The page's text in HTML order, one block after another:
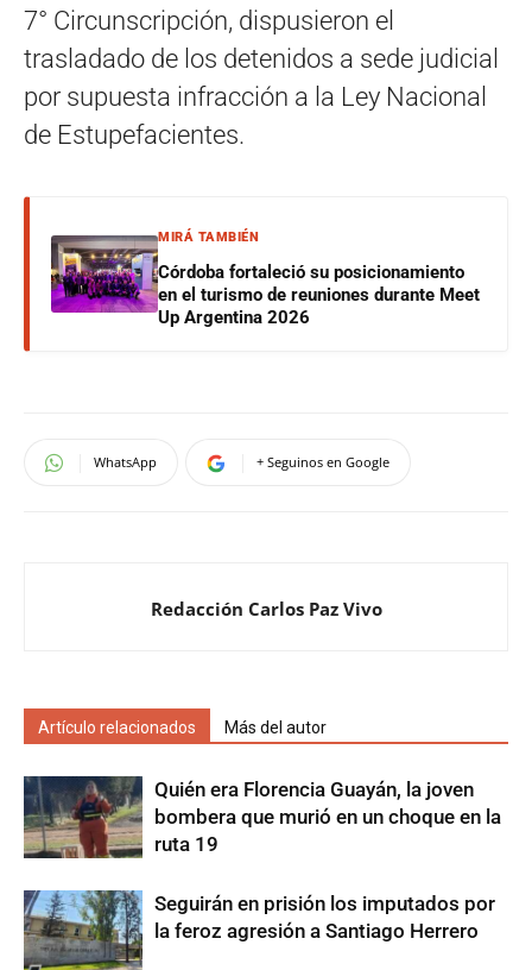
7° Circunscripción, dispusieron el
trasladado de los detenidos a sede judicial
por supuesta infracción a la Ley Nacional
de Estupefacientes.
MIRÁ TAMBIÉN
Córdoba fortaleció su posicionamiento
en el turismo de reuniones durante Meet
Up Argentina 2026
WhatsApp + Seguinos en Google
Redacción Carlos Paz Vivo
Artículo relacionados Más del autor
Quién era Florencia Guayán, la joven
bombera que murió en un choque en la
ruta 19
Seguirán en prisión los imputados por
la feroz agresión a Santiago Herrero